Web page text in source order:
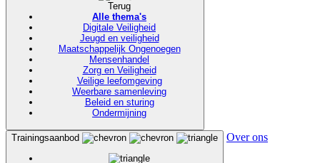
Terug
Alle thema's
Digitale Veiligheid
Jeugd en veiligheid
Maatschappelijk Ongenoegen
Mensenhandel
Zorg en Veiligheid
Veilige leefomgeving
Weerbare samenleving
Beleid en sturing
Ondermijning
Trainingsaanbod Over ons